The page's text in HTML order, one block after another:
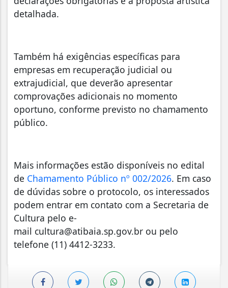
detalhada.
Também há exigências específicas para
empresas em recuperação judicial ou
extrajudicial, que deverão apresentar
comprovações adicionais no momento
oportuno, conforme previsto no chamamento
público.
Mais informações estão disponíveis no edital
de Chamamento Público nº 002/2026. Em caso
de dúvidas sobre o protocolo, os interessados
podem entrar em contato com a Secretaria de
Cultura pelo e-
mail cultura@atibaia.sp.gov.br ou pelo
telefone (11) 4412-3233.